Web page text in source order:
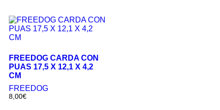
FREEDOG CARDA CON
PUAS 17,5 X 12,1 X 4,2
CM
FREEDOG
8,00€